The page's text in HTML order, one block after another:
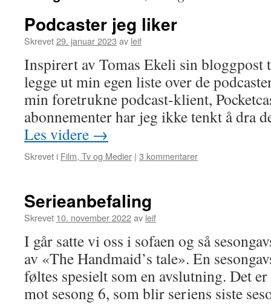
Podcaster jeg liker
Skrevet29. januar 2023 av leif
Inspirert av Tomas Ekeli sin bloggpost
legge ut min egen liste over de
min foretrukne podcast-klient,
abonnementer har jeg ikke tenkt å dra
Les videre →
Skrevet i Film, Tv og Medier | 3 kommentarer
Serieanbefaling
Skrevet 10. november 2022av leif
I går satte vi oss i sofaen og så
av «The Handmaid’s tale». En
føltes spesielt som en avslutning. Det
mot sesong 6, som blir seriens siste